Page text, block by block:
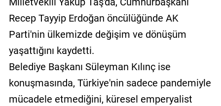
Recep Tayyip Erdoğan öncülüğünde AK
Parti'nin ülkemizde değişim ve dönüşüm
yaşattığını kaydetti.
Belediye Başkanı Süleyman Kılınç ise
konuşmasında, Türkiye'nin sadece pandemiyle
mücadele etmediğini, küresel emperyalist